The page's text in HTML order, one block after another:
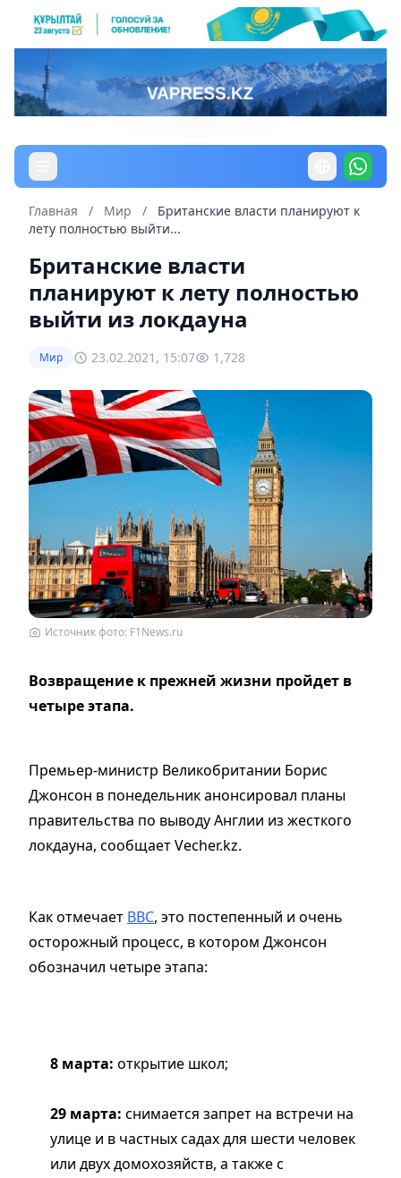
Главная / Мир /
Британские власти планируют к
лету полностью выйти...
Британские власти
планируют к лету полностью
выйти из локдауна
Мир 23.02.2021, 15:07 1,728
Источник фото: F1News.ru
Возвращение к прежней жизни пройдет в
четыре этапа.
Премьер-министр Великобритании Борис
Джонсон в понедельник анонсировал планы
правительства по выводу Англии из жесткого
локдауна, сообщает Vecher.kz.
Как отмечает BBC, это постепенный и очень
осторожный процесс, в котором Джонсон
обозначил четыре этапа:
8 марта: открытие школ;
29 марта: снимается запрет на встречи на
улице и в частных садах для шести человек
или двух домохозяйств, а также с